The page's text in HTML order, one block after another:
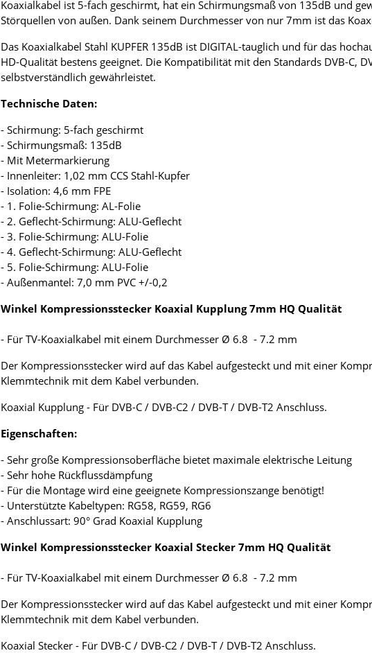
Koaxialkabel ist 5-fach geschirmt, hat ein Schirmungsmaß von 135dB und
Störquellen von außen. Dank seinem Durchmesser von nur 7mm ist das
Das Koaxialkabel Stahl KUPFER 135dB ist DIGITAL-tauglich und für das
HD-Qualität bestens geeignet. Die Kompatibilität mit den Standards DVB-C,
selbstverständlich gewährleistet.
Technische Daten:
- Schirmung: 5-fach geschirmt
- Schirmungsmaß: 135dB
- Mit Metermarkierung
- Innenleiter: 1,02 mm CCS Stahl-Kupfer
- Isolation: 4,6 mm FPE
- 1. Folie-Schirmung: AL-Folie
- 2. Geflecht-Schirmung: ALU-Geflecht
- 3. Folie-Schirmung: ALU-Folie
- 4. Geflecht-Schirmung: ALU-Geflecht
- 5. Folie-Schirmung: ALU-Folie
- Außenmantel: 7,0 mm PVC +/-0,2
Winkel Kompressionsstecker Koaxial Kupplung 7mm HQ Qualität
- Für TV-Koaxialkabel mit einem Durchmesser Ø 6.8 - 7.2 mm
Der Kompressionsstecker wird auf das Kabel aufgesteckt und mit einer
Klemmtechnik mit dem Kabel verbunden.
Koaxial Kupplung - Für DVB-C / DVB-C2 / DVB-T / DVB-T2 Anschluss.
Eigenschaften:
- Sehr große Kompressionsoberfläche bietet maximale elektrische Leitung
- Sehr hohe Rückflussdämpfung
- Für die Montage wird eine geeignete Kompressionszange benötigt!
- Unterstützte Kabeltypen: RG58, RG59, RG6
- Anschlussart: 90° Grad Koaxial Kupplung
Winkel Kompressionsstecker Koaxial Stecker 7mm HQ Qualität
- Für TV-Koaxialkabel mit einem Durchmesser Ø 6.8 - 7.2 mm
Der Kompressionsstecker wird auf das Kabel aufgesteckt und mit einer
Klemmtechnik mit dem Kabel verbunden.
Koaxial Stecker - Für DVB-C / DVB-C2 / DVB-T / DVB-T2 Anschluss.